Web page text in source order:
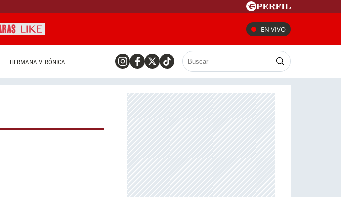
EN VIVO
HERMANA VERÓNICA